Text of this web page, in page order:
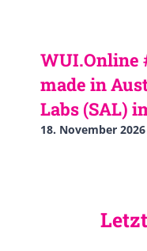
WUI.Online
made in
Labs (SAL)
18. November